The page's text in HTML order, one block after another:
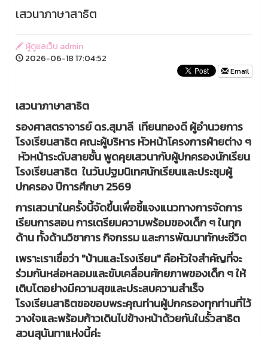
เสวนาภาษาสาธิต
ผู้ดูแลเว็บ admin
2026-06-18 17:04:52
Email
เสวนาภาษาสาธิต
รองศาสตราจารย์ ดร.สุมาลี เทียนทองดี ผู้อำนวยการ
โรงเรียนสาธิต คณะผู้บริหาร หัวหน้าโครงการฝ่ายต่าง ๆ
หัวหน้าระดับสายชั้น พูดคุยเสวนากับผู้ปกครองนักเรียน
โรงเรียนสาธิต ในวันปฐมนิเทศนักเรียนและประชุมผู้
ปกครอง ปีการศึกษา 2569
การเสวนาในครั้งนี้จัดขึ้นเพื่อชี้แจงแนวทางการจัดการ
เรียนการสอน การเตรียมความพร้อมของเด็ก ๆ ในทุก
ด้าน ทั้งด้านวิชาการ กิจกรรม และการพัฒนาทักษะชีวิต
เพราะเราเชื่อว่า "บ้านและโรงเรียน" คือหัวใจสำคัญที่จะ
ร่วมกันหล่อหลอมและขับเคลื่อนศักยภาพของเด็ก ๆ ให้
เติบโตอย่างมีความสุขและประสบความสำเร็จ
โรงเรียนสาธิตขอขอบพระคุณท่านผู้ปกครองทุกท่านที่ไว้
วางใจและพร้อมก้าวเดินไปข้างหน้าด้วยกันในรั้วสาธิต
สวนสุนันทาแห่งนี้ค่ะ